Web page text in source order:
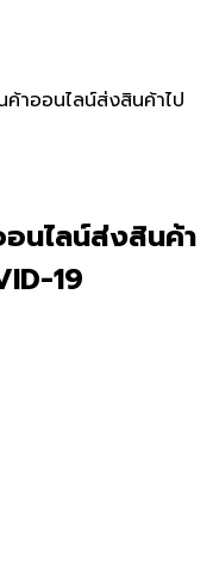
ค้าออนไลน์ส่งสินค้าไป
นไลน์ส่งสินค้า
19